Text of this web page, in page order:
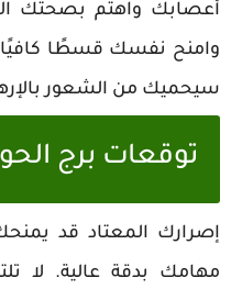
أعصابك واهتم بصحتك
وامنح نفسك قسطًا كافيًا
سيحميك من الشعور
توقعات برج
إصرارك المعتاد قد
مهامك بدقة عالية. لا